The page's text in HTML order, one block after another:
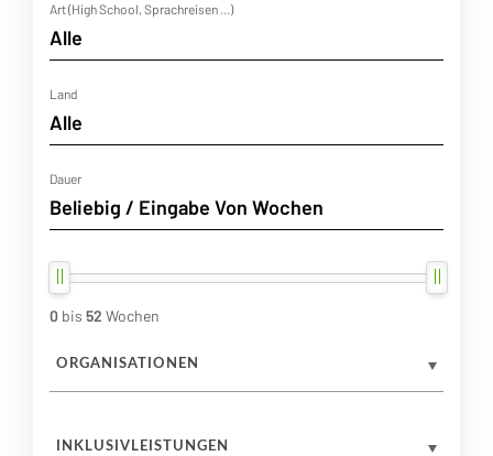
Art (High School, Sprachreisen ...)
Land
Dauer
0 bis 52 Wochen
ORGANISATIONEN
INKLUSIVLEISTUNGEN